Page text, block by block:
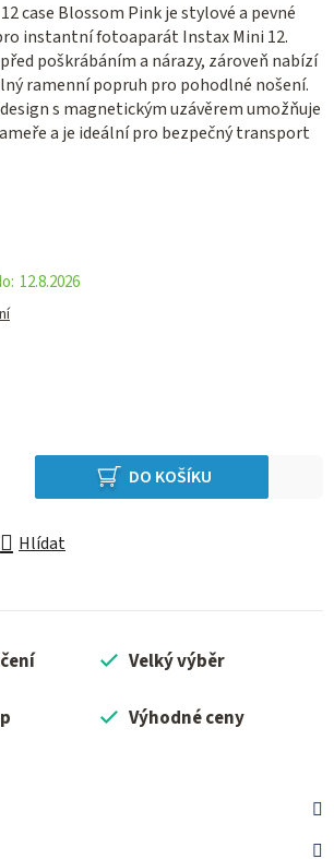
case Blossom Pink je stylové a pevné
instantní fotoaparát Instax Mini 12.
poškrábáním a nárazy, zároveň nabízí
ramenní popruh pro pohodlné nošení.
s magnetickým uzávěrem umožňuje
a je ideální pro bezpečný transport
12.8.2026
DO KOŠÍKU
Hlídat
Velký výběr
Výhodné ceny